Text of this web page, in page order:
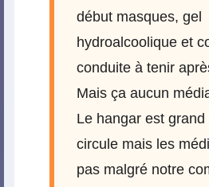
début masques, gel
hydroalcoolique et
conduite à tenir
Mais ça aucun
Le hangar est grand
circule mais les
pas malgré notre